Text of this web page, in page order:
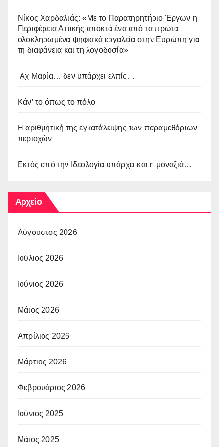
Νίκος Χαρδαλιάς: «Με το Παρατηρητήριο Έργων η
Περιφέρεια Αττικής αποκτά ένα από τα πρώτα
ολοκληρωμένα ψηφιακά εργαλεία στην Ευρώπη για
τη διαφάνεια και τη λογοδοσία»
Αχ Μαρία… δεν υπάρχει ελπίς…
Κάν’ το όπως το πόλο
Η αριθμητική της εγκατάλειψης των παραμεθόριων
περιοχών
Εκτός από την Ιδεολογία υπάρχει και η μοναξιά…
Αρχείο
Αύγουστος 2026
Ιούλιος 2026
Ιούνιος 2026
Μάιος 2026
Απρίλιος 2026
Μάρτιος 2026
Φεβρουάριος 2026
Ιούνιος 2025
Μάιος 2025